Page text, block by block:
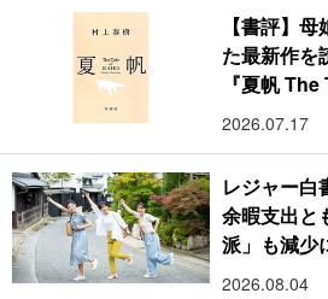
【書評】
た最新作を
『夏帆
2026.07.17
レジャー白
余暇支出と
派」も減少
2026.08.04